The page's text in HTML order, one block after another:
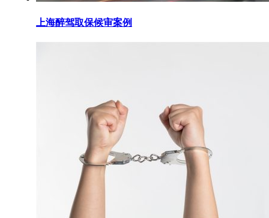
上海醉驾取保候审案例